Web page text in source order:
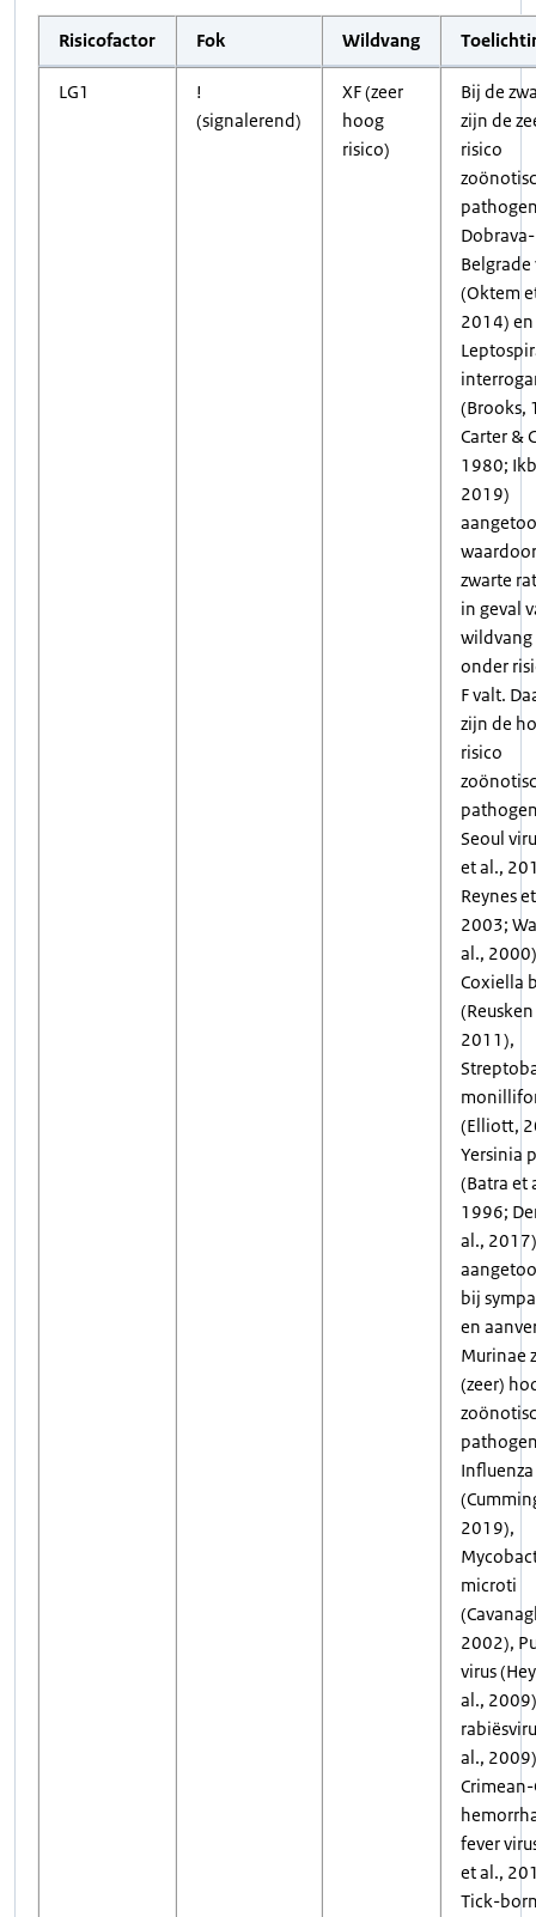
Risicofactor Fok Wildvang
LG1
!
(signalerend)
XF (zeer
hoog
risico)
Bij de
zijn de
risico
Dobrava-
Belgrade
(Oktem
2014) en
(Brooks,
Carter &
1980;
2019)
zwarte
in geval
onder
F valt.
zijn de
risico
Seoul
et al.,
Reynes
2003;
al.,
Coxiella
2011),
(Elliott,
Yersinia
(Batra et
1996;
al., 2017)
bij
en
Murinae
(zeer)
Influenza
2019),
microti
2002),
virus
al.,
al.,
fever
et al.,
Tick-